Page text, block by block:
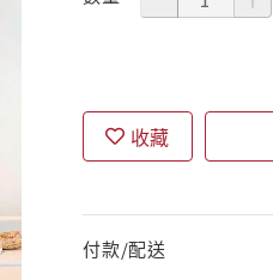
收藏
付款/配送